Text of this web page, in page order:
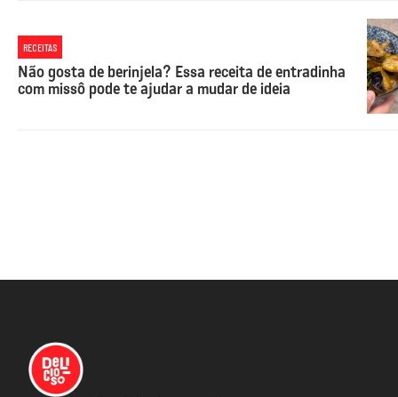
RECEITAS
Não gosta de berinjela? Essa receita de entradinha
com missô pode te ajudar a mudar de ideia